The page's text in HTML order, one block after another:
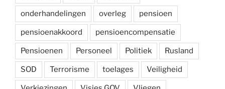
onderhandelingen overleg pensioen
pensioenakkoord pensioencompensatie
Pensioenen Personeel Politiek Rusland
SOD Terrorisme toelages Veiligheid